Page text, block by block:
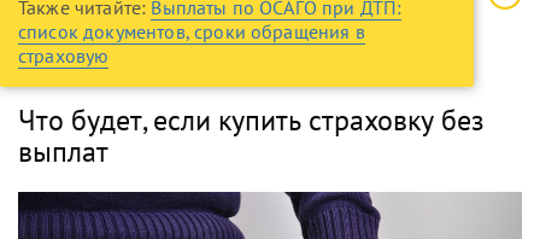
Также читайте: Выплаты по ОСАГО при ДТП:
список документов, сроки обращения в
страховую
Что будет, если купить страховку без
выплат